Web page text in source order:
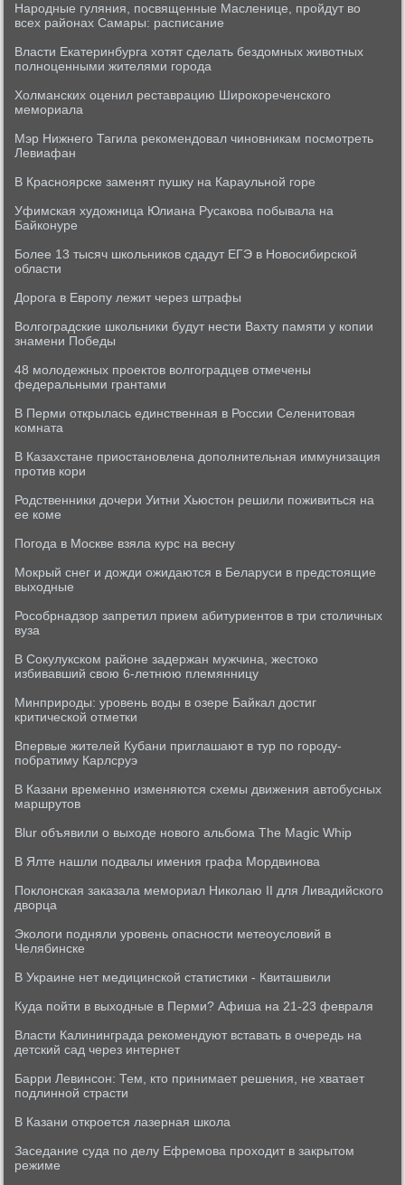
Народные гуляния, посвященные Масленице, пройдут во
всех районах Самары: расписание
Власти Екатеринбурга хотят сделать бездомных животных
полноценными жителями города
Холманских оценил реставрацию Широкореченского
мемориала
Мэр Нижнего Тагила рекомендовал чиновникам посмотреть
Левиафан
В Красноярске заменят пушку на Караульной горе
Уфимская художница Юлиана Русакова побывала на
Байконуре
Более 13 тысяч школьников сдадут ЕГЭ в Новосибирской
области
Дорога в Европу лежит через штрафы
Волгоградские школьники будут нести Вахту памяти у копии
знамени Победы
48 молодежных проектов волгоградцев отмечены
федеральными грантами
В Перми открылась единственная в России Селенитовая
комната
В Казахстане приостановлена дополнительная иммунизация
против кори
Родственники дочери Уитни Хьюстон решили поживиться на
ее коме
Погода в Москве взяла курс на весну
Мокрый снег и дожди ожидаются в Беларуси в предстоящие
выходные
Рособрнадзор запретил прием абитуриентов в три столичных
вуза
В Сокулукском районе задержан мужчина, жестоко
избивавший свою 6-летнюю племянницу
Минприроды: уровень воды в озере Байкал достиг
критической отметки
Впервые жителей Кубани приглашают в тур по городу-
побратиму Карлсруэ
В Казани временно изменяются схемы движения автобусных
маршрутов
Blur объявили о выходе нового альбома The Magiс Whip
В Ялте нашли подвалы имения графа Мордвинова
Поклонская заказала мемориал Николаю II для Ливадийского
дворца
Экологи подняли уровень опасности метеоусловий в
Челябинске
В Украине нет медицинской статистики - Квиташвили
Куда пойти в выходные в Перми? Афиша на 21-23 февраля
Власти Калининграда рекомендуют вставать в очередь на
детский сад через интернет
Барри Левинсон: Тем, кто принимает решения, не хватает
подлинной страсти
В Казани откроется лазерная школа
Заседание суда по делу Ефремова проходит в закрытом
режиме